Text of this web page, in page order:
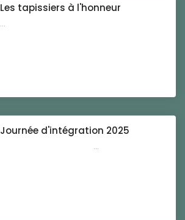
Les tapissiers à l'honneur
...
Journée d'intégration 2025
...